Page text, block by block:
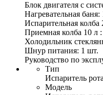
Блок двигателя с
Нагревательная баня:
Испарительная колба
Приемная колба 10 л
Холодильник
Шнур питания: 1 шт.
Руководство по
Тип
Испаритель
Модель